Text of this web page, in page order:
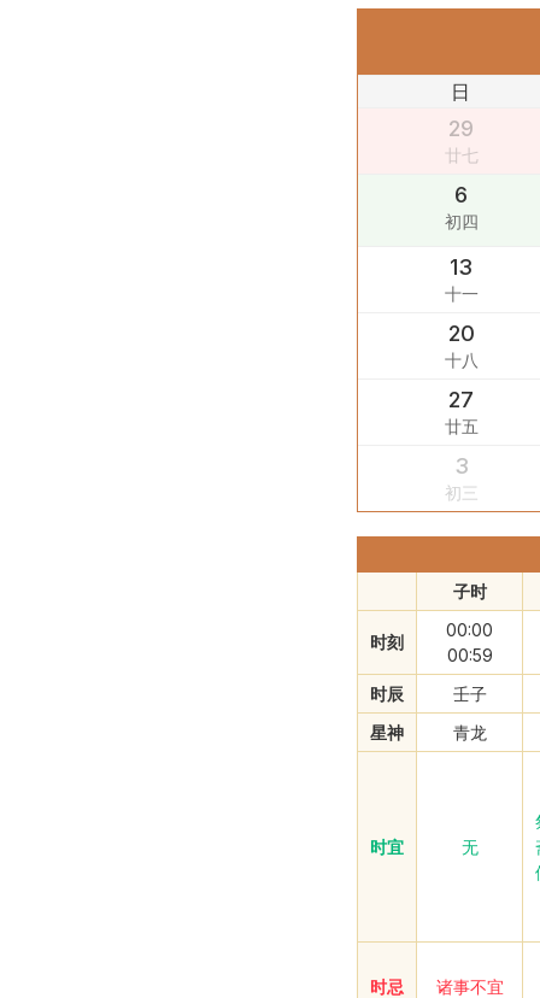
日
29
廿七
6
初四
13
十一
20
十八
27
廿五
3
初三
子时
时刻
00:00
00:59
时辰
壬子
星神
青龙
时宜 无
时忌 诸事不宜